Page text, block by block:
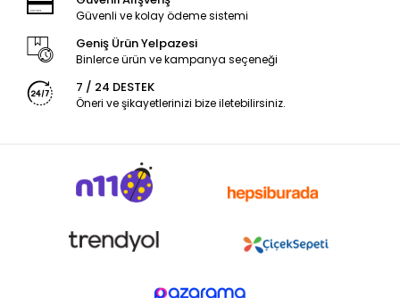
Güvenli ve kolay ödeme sistemi
Geniş Ürün Yelpazesi
Binlerce ürün ve kampanya seçeneği
7 / 24 DESTEK
Öneri ve şikayetlerinizi bize iletebilirsiniz.